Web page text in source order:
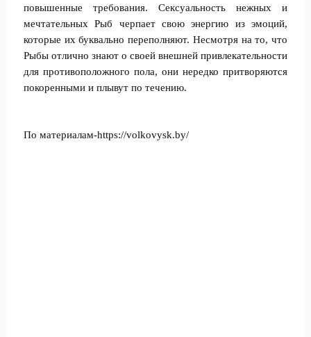
повышенные требования. Сексуальность нежных и
мечтательных Рыб черпает свою энергию из эмоций,
которые их буквально переполняют. Несмотря на то, что
Рыбы отлично знают о своей внешней привлекательности
для противоположного пола, они нередко притворяются
покоренными и плывут по течению.
По материалам-https://volkovysk.by/